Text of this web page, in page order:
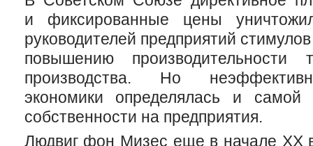
и фиксированные цены
руководителей предприятий
повышению
производства. Но
экономики определялась и самой
собственности на предприятия.
Людвиг фон Мизес еще в начале XX